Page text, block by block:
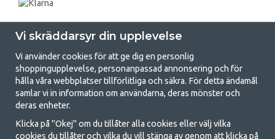
GetCamping.se - Din butik för camping
och uteliv
Vi skräddarsyr din upplevelse
Vi använder cookies för att ge dig en personlig
shoppingupplevelse, personanpassad annonsering och för
hålla våra webbplatser tillförlitliga och säkra. För detta ändamål
samlar vi in information om användarna, deras mönster och
deras enheter.
Klicka på "Okej" om du tillåter alla cookies eller välj vilka
cookies du tillåter och vilka du vill stänga av genom att klicka på